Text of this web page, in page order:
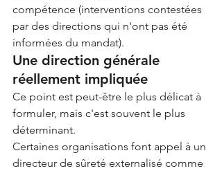
compétence (interventions contestées
par des directions qui n'ont pas été
informées du mandat).
Une direction générale
réellement impliquée
Ce point est peut-être le plus délicat à
formuler, mais c'est souvent le plus
déterminant.
Certaines organisations font appel à un
directeur de sûreté externalisé comme